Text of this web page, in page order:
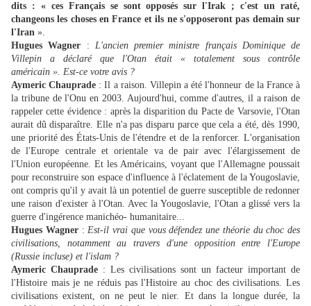
dits : « ces Français se sont opposés sur l'Irak ; c'est un raté,
changeons les choses en France et ils ne s'opposeront pas demain sur
l'Iran ».
Hugues Wagner : L'ancien premier ministre français Dominique de
Villepin a déclaré que l'Otan était « totalement sous contrôle
américain ». Est-ce votre avis ?
Aymeric Chauprade : Il a raison. Villepin a été l'honneur de la France à
la tribune de l'Onu en 2003. Aujourd'hui, comme d'autres, il a raison de
rappeler cette évidence : après la disparition du Pacte de Varsovie, l'Otan
aurait dû disparaître. Elle n'a pas disparu parce que cela a été, dès 1990,
une priorité des États-Unis de l'étendre et de la renforcer. L'organisation
de l'Europe centrale et orientale va de pair avec l'élargissement de
l'Union européenne. Et les Américains, voyant que l'Allemagne poussait
pour reconstruire son espace d'influence à l'éclatement de la Yougoslavie,
ont compris qu'il y avait là un potentiel de guerre susceptible de redonner
une raison d'exister à l'Otan. Avec la Yougoslavie, l'Otan a glissé vers la
guerre d'ingérence manichéo- humanitaire...
Hugues Wagner:Est-il vrai que vous défendez une théorie du choc des
civilisations, notamment au travers d'une opposition entre l'Europe
(Russie incluse) et l'islam ?
Aymeric Chauprade : Les civilisations sont un facteur important de
l'Histoire mais je ne réduis pas l'Histoire au choc des civilisations. Les
civilisations existent, on ne peut le nier. Et dans la longue durée, la